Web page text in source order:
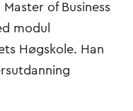
of Business
modul
Høgskole. Han